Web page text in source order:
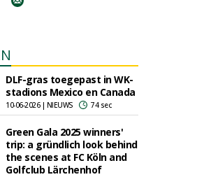
DLF-gras toegepast in WK-
stadions Mexico en Canada
10-06-2026 | NIEUWS 74 sec
Green Gala 2025 winners'
trip: a gründlich look behind
the scenes at FC Köln and
Golfclub Lärchenhof